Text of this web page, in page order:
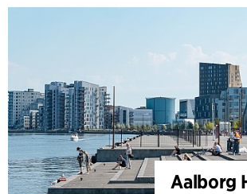
Aalborg